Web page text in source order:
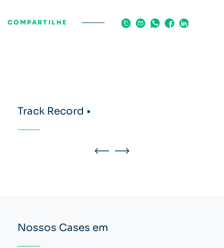
COMPARTILHE
Track Record •
Nossos Cases em